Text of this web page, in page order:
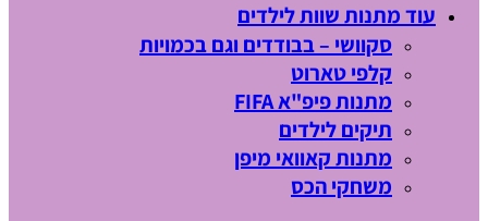
עוד מתנות שוות לילדים
סקוושי – בבודדים וגם בכמויות
קלפי טארוט
מתנות פיפ"א FIFA
תיקים לילדים
מתנות קאוואי מיפן
משחקי הכס